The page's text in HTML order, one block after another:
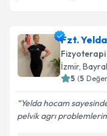
Fzt.
Fizyoterapi
İzmir,
5 (5
Yelda hocam
pelvik agrı